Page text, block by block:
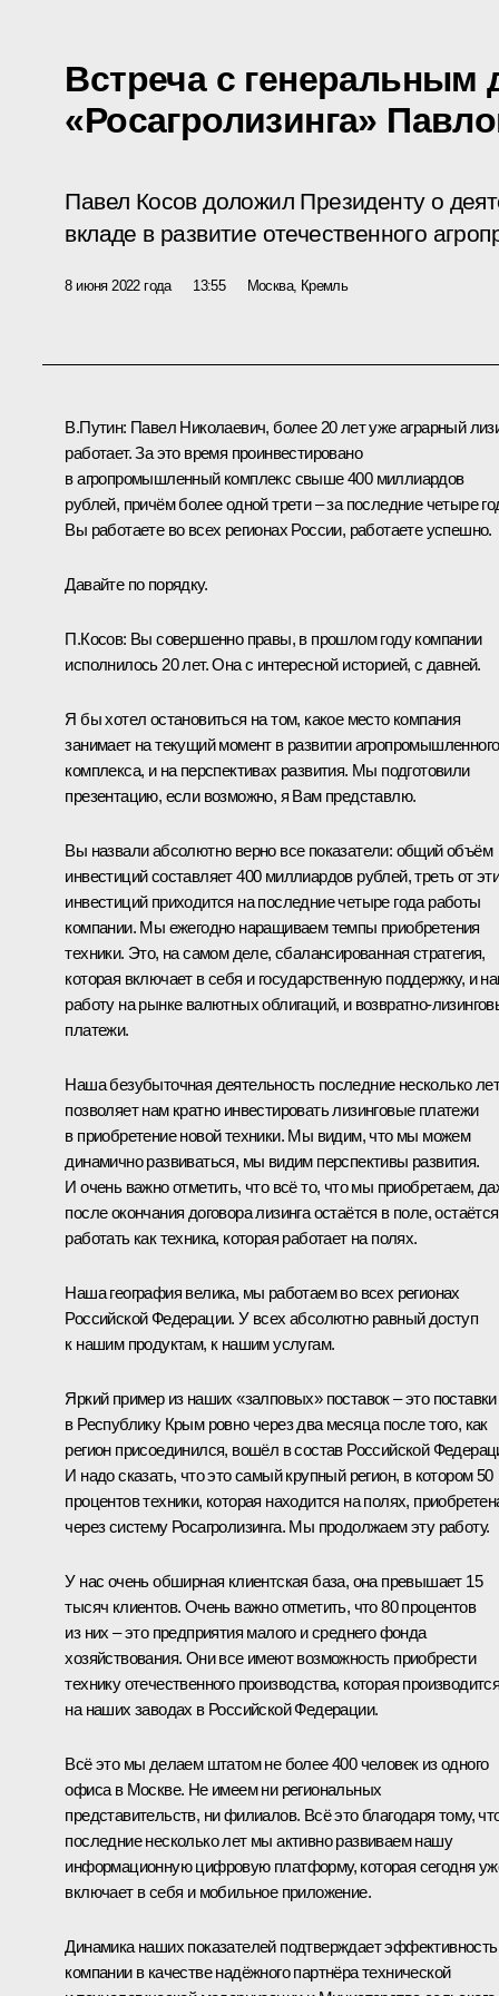
Встреча с генеральным
«Росагролизинга»
Павел Косов доложил Президенту о
вкладе в развитие отечественного
8 июня 2022 года 13:55 Москва, Кремль
В.Путин: Павел Николаевич, более 20 лет уже аграрный
работает. За это время проинвестировано
в агропромышленный комплекс свыше 400 миллиардов
рублей, причём более одной трети – за последние четыре
Вы работаете во всех регионах России, работаете успешно.
Давайте по порядку.
П.Косов: Вы совершенно правы, в прошлом году компании
исполнилось 20 лет. Она с интересной историей, с давней.
Я бы хотел остановиться на том, какое место компания
занимает на текущий момент в развитии агропромышленного
комплекса, и на перспективах развития. Мы подготовили
презентацию, если возможно, я Вам представлю.
Вы назвали абсолютно верно все показатели: общий объём
инвестиций составляет 400 миллиардов рублей, треть от
инвестиций приходится на последние четыре года работы
компании. Мы ежегодно наращиваем темпы приобретения
техники. Это, на самом деле, сбалансированная стратегия,
которая включает в себя и государственную поддержку, и
работу на рынке валютных облигаций, и возвратно-
платежи.
Наша безубыточная деятельность последние несколько лет
позволяет нам кратно инвестировать лизинговые платежи
в приобретение новой техники. Мы видим, что мы можем
динамично развиваться, мы видим перспективы развития.
И очень важно отметить, что всё то, что мы приобретаем,
после окончания договора лизинга остаётся в поле, остаётся
работать как техника, которая работает на полях.
Наша география велика, мы работаем во всех регионах
Российской Федерации. У всех абсолютно равный доступ
к нашим продуктам, к нашим услугам.
Яркий пример из наших «залповых» поставок – это поставки
в Республику Крым ровно через два месяца после того, как
регион присоединился, вошёл в состав Российской
И надо сказать, что это самый крупный регион, в котором 50
процентов техники, которая находится на полях,
через систему Росагролизинга. Мы продолжаем эту работу.
У нас очень обширная клиентская база, она превышает 15
тысяч клиентов. Очень важно отметить, что 80 процентов
из них – это предприятия малого и среднего фонда
хозяйствования. Они все имеют возможность приобрести
технику отечественного производства, которая
на наших заводах в Российской Федерации.
Всё это мы делаем штатом не более 400 человек из одного
офиса в Москве. Не имеем ни региональных
представительств, ни филиалов. Всё это благодаря тому,
последние несколько лет мы активно развиваем нашу
информационную цифровую платформу, которая сегодня
включает в себя и мобильное приложение.
Динамика наших показателей подтверждает эффективность
компании в качестве надёжного партнёра технической